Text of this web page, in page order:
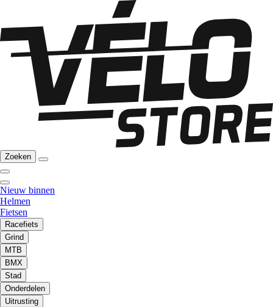
Zoeken
Nieuw binnen
Helmen
Fietsen
Racefiets
Grind
MTB
BMX
Stad
Onderdelen
Uitrusting